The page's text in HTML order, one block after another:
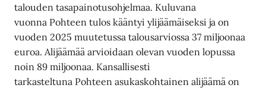
talouden tasapainotusohjelmaa. Kuluvana
vuonna Pohteen tulos kääntyi ylijäämäiseksi ja on
vuoden 2025 muutetussa talousarviossa 37 miljoonaa
euroa. Alijäämää arvioidaan olevan vuoden lopussa
noin 89 miljoonaa. Kansallisesti
tarkasteltuna Pohteen asukaskohtainen alijäämä on